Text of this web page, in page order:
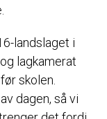
landslaget i
lagkamerat
skolen.
dagen, så vi